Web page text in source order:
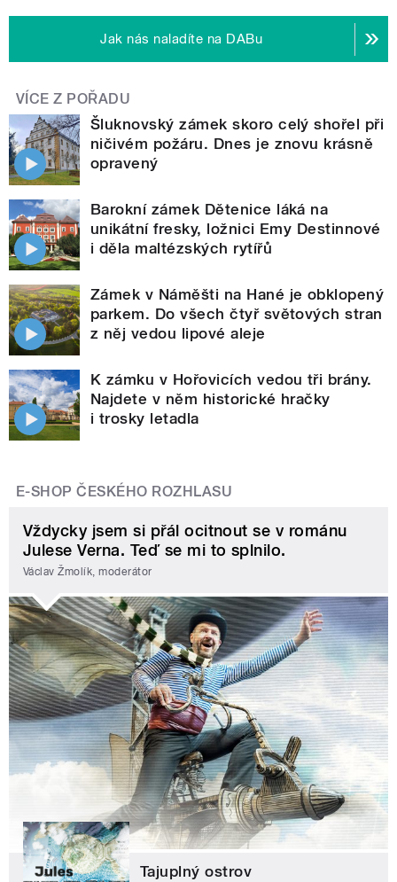
Jak nás naladíte na DABu
VÍCE Z POŘADU
Šluknovský zámek skoro celý shořel při
ničivém požáru. Dnes je znovu krásně
opravený
Barokní zámek Dětenice láká na
unikátní fresky, ložnici Emy Destinnové
i děla maltézských rytířů
Zámek v Náměšti na Hané je obklopený
parkem. Do všech čtyř světových stran
z něj vedou lipové aleje
K zámku v Hořovicích vedou tři brány.
Najdete v něm historické hračky
i trosky letadla
E-SHOP ČESKÉHO ROZHLASU
Vždycky jsem si přál ocitnout se v románu
Julese Verna. Teď se mi to splnilo.
Václav Žmolík, moderátor
Tajuplný ostrov